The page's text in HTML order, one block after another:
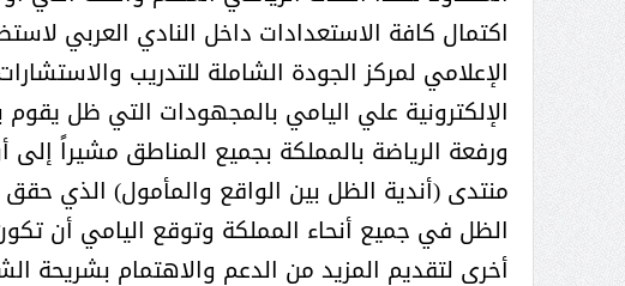
اكتمال كافة الاستعدادات داخل النادي العربي
الإعلامي لمركز الجودة الشاملة للتدريب
الإلكترونية علي اليامي بالمجهودات التي ظل
منتدى (أندية الظل بين الواقع والمأمول) الذي
الظل في جميع أنحاء المملكة وتوقع اليامي أن
أخرى لتقديم المزيد من الدعم والاهتمام بشريحة
الباعة الجائلين هيئة الصحفيين
السعوديين فرع نجران ينظم ورشة
عمل ( الإعلام والتنمية ):